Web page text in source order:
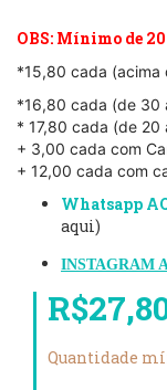
OBS: Mínimo de
*15,80 cada (acima
*16,80 cada (de 30
* 17,80 cada (de 20
+ 3,00 cada com
+ 12,00 cada com
Whatsapp
aqui)
INSTAGRAM
Quantidade